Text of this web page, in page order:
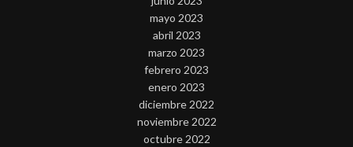
mayo 2023
abril 2023
marzo 2023
febrero 2023
enero 2023
diciembre 2022
noviembre 2022
octubre 2022